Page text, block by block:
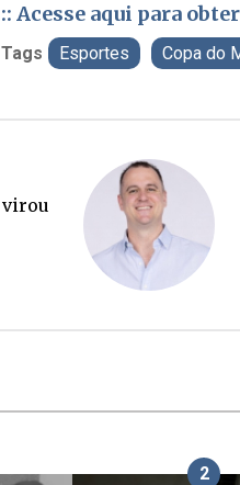
:: Acesse aqui para
Tags Esportes Copa do
2